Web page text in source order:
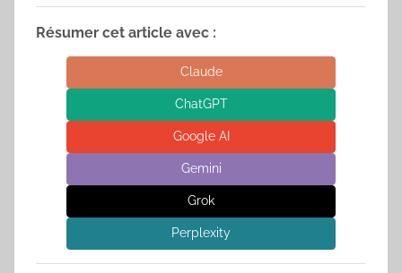
Résumer cet article avec :
Claude
ChatGPT
Google AI
Gemini
Grok
Perplexity